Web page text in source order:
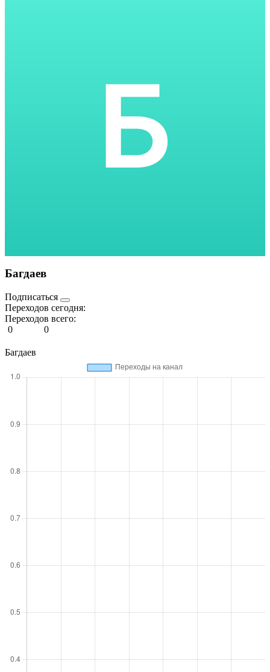
Багдаев
Подписаться
Переходов сегодня:
Переходов всего:
0
0
Багдаев